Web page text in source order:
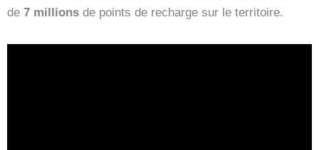
de 7 millions de points de recharge sur le territoire.